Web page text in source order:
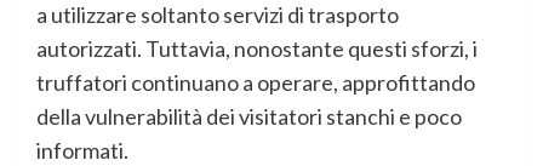
a utilizzare soltanto servizi di trasporto
autorizzati. Tuttavia, nonostante questi sforzi, i
truffatori continuano a operare, approfittando
della vulnerabilità dei visitatori stanchi e poco
informati.